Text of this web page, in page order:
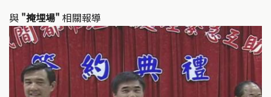
k o
與 "掩埋場" 相關報導